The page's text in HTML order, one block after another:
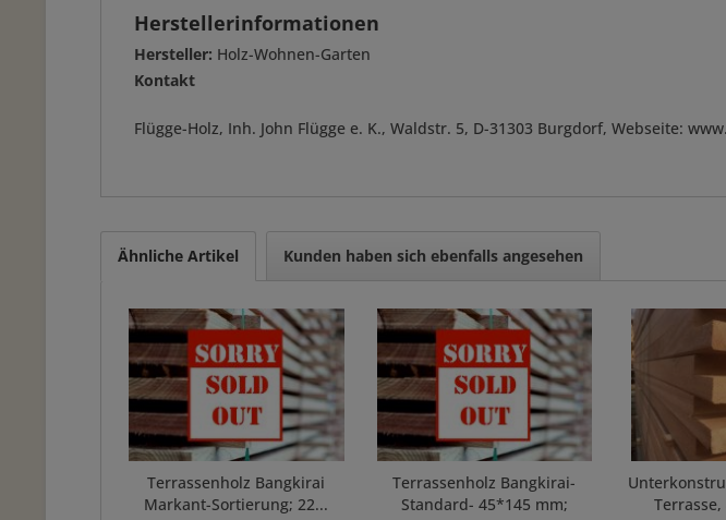
Herstellerinformationen
Hersteller: Holz-Wohnen-Garten
Kontakt
Flügge-Holz, Inh. John Flügge e. K., Waldstr. 5, D-31303 Burgdorf, Webseite:
Ähnliche Artikel Kunden haben sich ebenfalls angesehen
Terrassenholz Bangkirai
Markant-Sortierung; 22...
Terrassenholz Bangkirai-
Standard- 45*145 mm;